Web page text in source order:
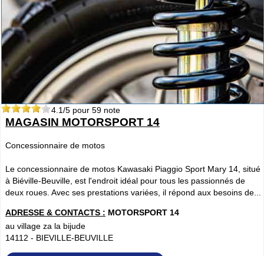
4.1/5 pour 59 note
MAGASIN MOTORSPORT 14
Concessionnaire de motos
Le concessionnaire de motos Kawasaki Piaggio Sport Mary 14, situé
à Biéville-Beuville, est l'endroit idéal pour tous les passionnés de
deux roues. Avec ses prestations variées, il répond aux besoins de...
ADRESSE & CONTACTS : MOTORSPORT 14
au village za la bijude
14112 - BIEVILLE-BEUVILLE